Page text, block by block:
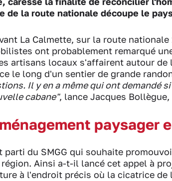
de la route nationale découpe le
La Calmette, sur la route nationale
ont probablement remarqué
artisans locaux s'affairent autour de
le long d'un sentier de grande
Il y en a même qui ont demandé
cabane", lance Jacques
paysager
parti du SMGG qui souhaite
Ainsi a-t-il lancé cet appel à
à l'endroit précis où la cicatrice de